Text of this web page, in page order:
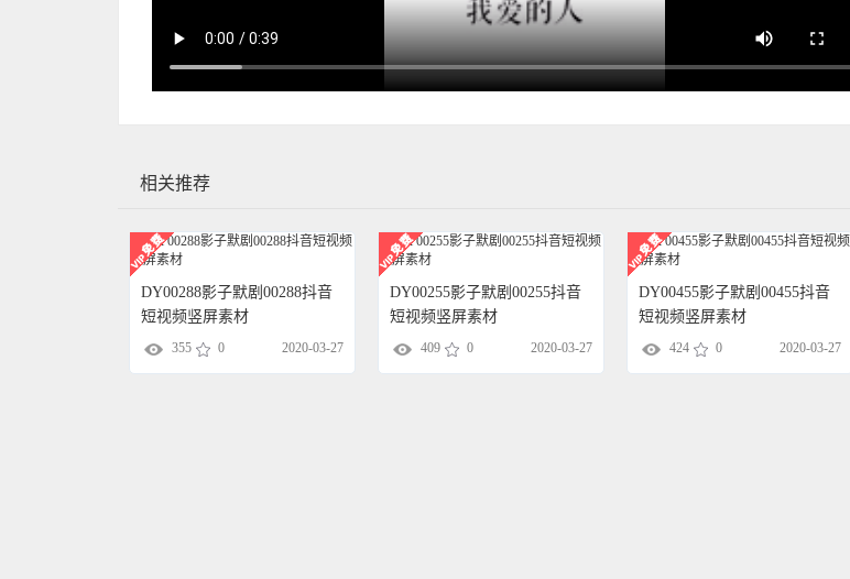
相关推荐
DY00288影子默剧00288抖音
短视频竖屏素材
355 0 2020-03-27
DY00255影子默剧00255抖音
短视频竖屏素材
409 0 2020-03-27
DY00455影子默剧00455抖音
短视频竖屏素材
424 0 2020-03-27